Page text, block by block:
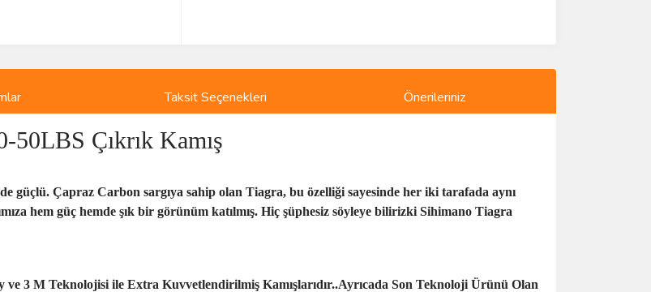
Taksit Seçenekleri Önerileriniz
Çıkrık Kamış
güçlü. Çapraz Carbon sargıya sahip olan Tiagra, bu özelliği sayesinde her iki tarafada aynı
hem güç hemde şık bir görünüm katılmış. Hiç şüphesiz söyleye bilirizki Sihimano Tiagra
ve 3 M Teknolojisi ile Extra Kuvvetlendirilmiş Kamışlarıdır..Ayrıcada Son Teknoloji Ürünü Olan